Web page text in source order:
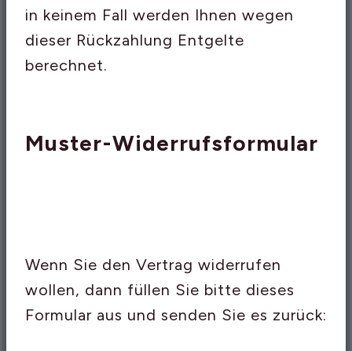
in keinem Fall werden Ihnen wegen
dieser Rückzahlung Entgelte
berechnet.
Muster-Widerrufsformular
Wenn Sie den Vertrag widerrufen
wollen, dann füllen Sie bitte dieses
Formular aus und senden Sie es zurück: